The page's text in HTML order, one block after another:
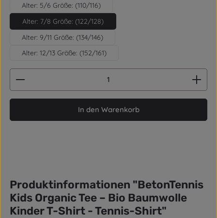
Alter: 5/6 Größe: (110/116)
Alter: 7/8 Größe: (122/128)
Alter: 9/11 Größe: (134/146)
Alter: 12/13 Größe: (152/161)
Produkt Anzahl: Gib den gewünschten Wert
In den Warenkorb
Produktinformationen "BetonTennis
Kids Organic Tee – Bio Baumwolle
Kinder T-Shirt - Tennis-Shirt"